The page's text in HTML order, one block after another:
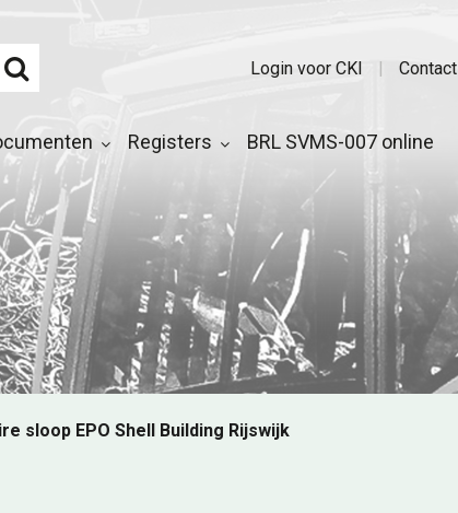
Login voor CKI Contact
Registers BRL SVMS-007 online
sloop EPO Shell Building Rijswijk